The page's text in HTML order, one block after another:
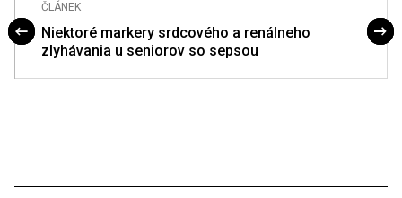
ČLÁNEK
Niektoré markery srdcového a renálneho
zlyhávania u seniorov so sepsou